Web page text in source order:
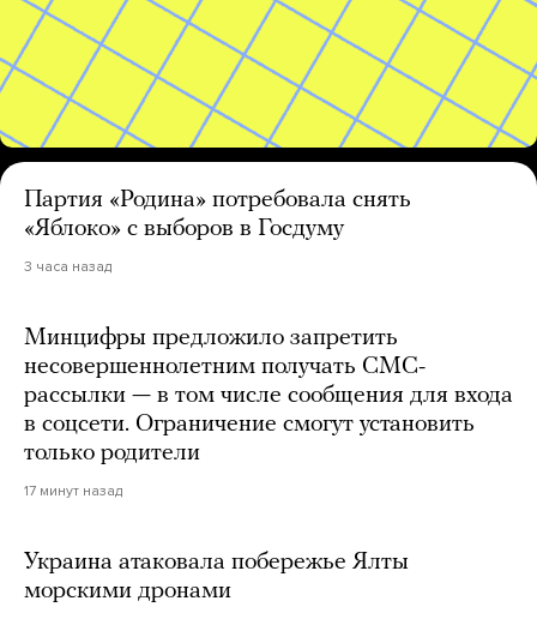
Партия «Родина» потребовала снять
«Яблоко» с выборов в Госдуму
3 часа назад
Минцифры предложило запретить
несовершеннолетним получать СМС-
рассылки — в том числе сообщения для входа
в соцсети. Ограничение смогут установить
только родители
17 минут назад
Украина атаковала побережье Ялты
морскими дронами